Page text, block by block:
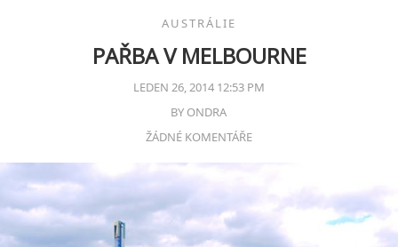
AUSTRÁLIE
PAŘBA V MELBOURNE
LEDEN 26, 2014 12:53 PM
BY ONDRA
ŽÁDNÉ KOMENTÁŘE